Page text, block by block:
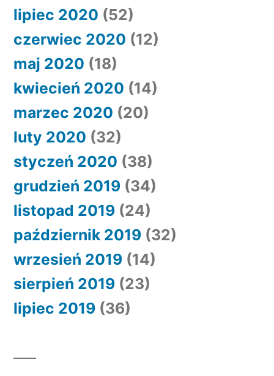
lipiec 2020 (52)
czerwiec 2020 (12)
maj 2020 (18)
kwiecień 2020 (14)
marzec 2020 (20)
luty 2020 (32)
styczeń 2020 (38)
grudzień 2019 (34)
listopad 2019 (24)
październik 2019 (32)
wrzesień 2019 (14)
sierpień 2019 (23)
lipiec 2019 (36)